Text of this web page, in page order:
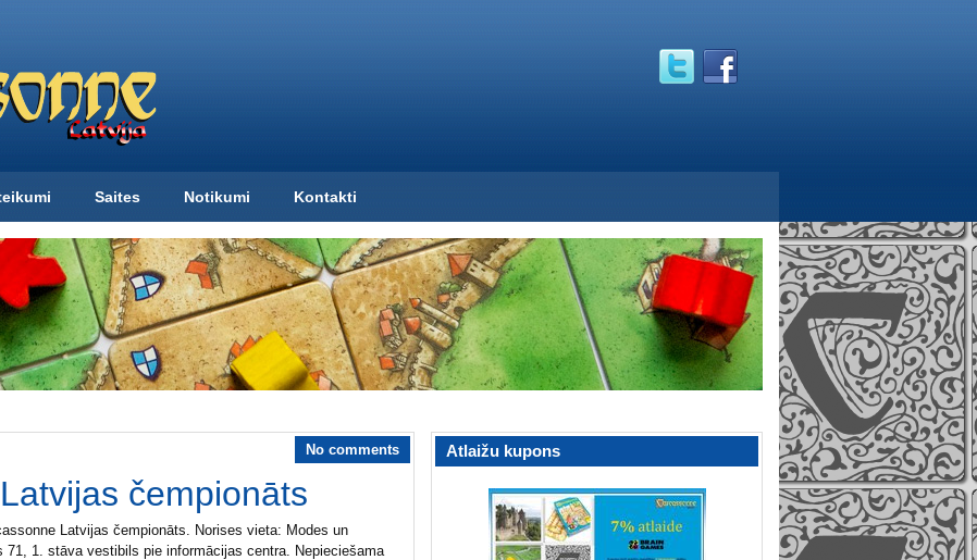
Saites Notikumi Kontakti
No comments
čempionāts
Latvijas čempionāts. Norises vieta: Modes un
71, 1. stāva vestibils pie informācijas centra. Nepieciešama
Atlaižu kupons